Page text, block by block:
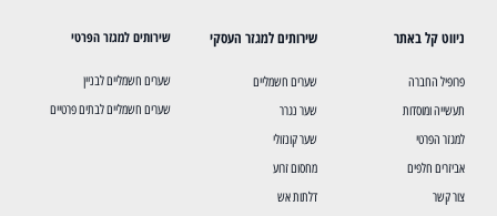
ניווט קל באתר
פרופיל החברה
תעשייה ומוסדות
למגזר הפרטי
אביזרים חלפים
צור קשר
שירותים למגזר העסקי
שערים חשמליים
שער נגרר
שער קונזולי
מחסום זרוע
דלתות אש
שירותים למגזר הפרטי
שערים חשמליים לבניין
שערים חשמליים לבתים פרטיים